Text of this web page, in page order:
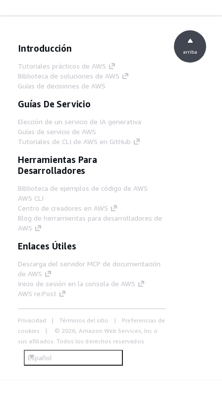
Introducción
Tutoriales prácticos de AWS
Biblioteca de soluciones de AWS
Guías de decisiones de AWS
Guías De Servicio
Elección de un servicio de IA generativa
Guías de servicio de AWS
Tutoriales de CLI de AWS en GitHub
Herramientas Para
Desarrolladores
Biblioteca de ejemplos de código de AWS
AWS CLI
Centro de creadores en AWS
Blog de herramientas para desarrolladores de
AWS
Enlaces Útiles
Descarga del servidor MCP de documentación
de AWS
Inicio de sesión en la consola de AWS
AWS re:Post
Privacidad Términos del sitio
Preferencias de
cookies
© 2026, Amazon Web Services, Inc o
sus afiliados. Todos los derechos reservados.
Español
arriba